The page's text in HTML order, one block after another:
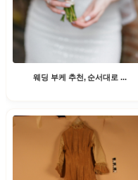
웨딩 부케 추천, 순서대로 ...